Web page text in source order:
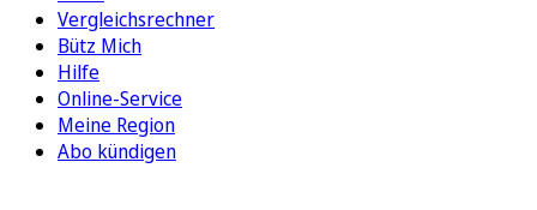
Vergleichsrechner
Bütz Mich
Hilfe
Online-Service
Meine Region
Abo kündigen